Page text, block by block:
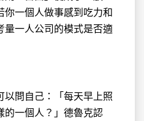
你一個人做事感到吃力和
量一人公司的模式是否適
以問自己：「每天早上照
的一個人？」德魯克認